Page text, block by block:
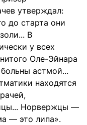
утверждал:
до старта они
В
у всех
Оле-Эйнара
астмой...
находятся
Норвержцы —
— это липа».